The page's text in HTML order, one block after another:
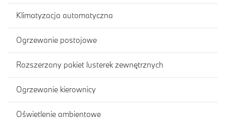
Klimatyzacja automatyczna
Ogrzewanie postojowe
Rozszerzony pakiet lusterek zewnętrznych
Ogrzewanie kierownicy
Oświetlenie ambientowe